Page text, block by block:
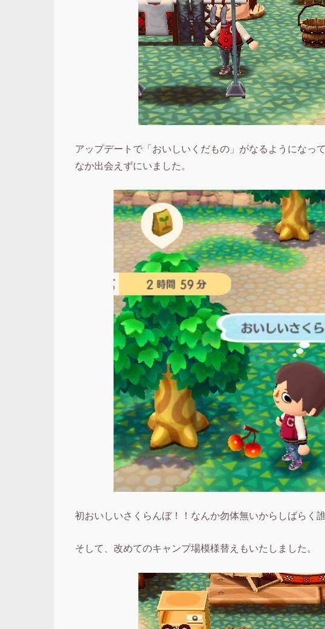
アップデートで「おいしいくだもの」がなるようになっ
なか出会えずにいました。
初おいしいさくらんぼ！！なんか勿体無いからしばらく
そして、改めてのキャンプ場模様替えもいたしました。